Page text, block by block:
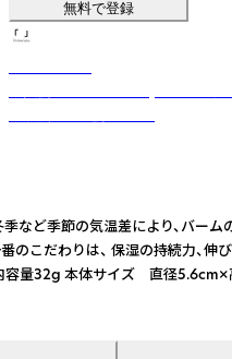
無料で登録
節の気温差により、バ
わりは、 保湿の持続
内容量32g 本体サイズ 直径